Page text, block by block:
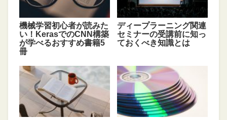
機械学習初心者が読みた
い！KerasでのCNN構築
が学べるおすすめ書籍5
冊
ディープラーニング関連
セミナーの受講前に知っ
ておくべき知識とは